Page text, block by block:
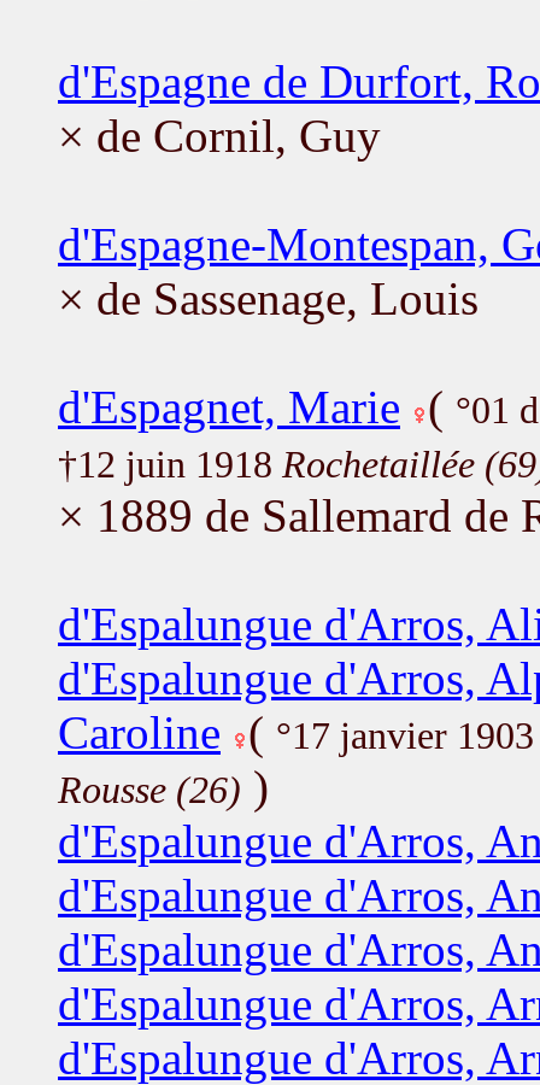
d'Espagne de Durfort,
× de Cornil, Guy
d'Espagne-Montespan,
× de Sassenage, Louis
d'Espagnet, Marie ( °01
†12 juin 1918 Rochetaillée
× 1889 de Sallemard de
d'Espalungue d'Arros,
d'Espalungue d'Arros,
Caroline ( °17 janvier
Rousse (26) )
d'Espalungue d'Arros,
d'Espalungue d'Arros,
d'Espalungue d'Arros,
d'Espalungue d'Arros,
d'Espalungue d'Arros,